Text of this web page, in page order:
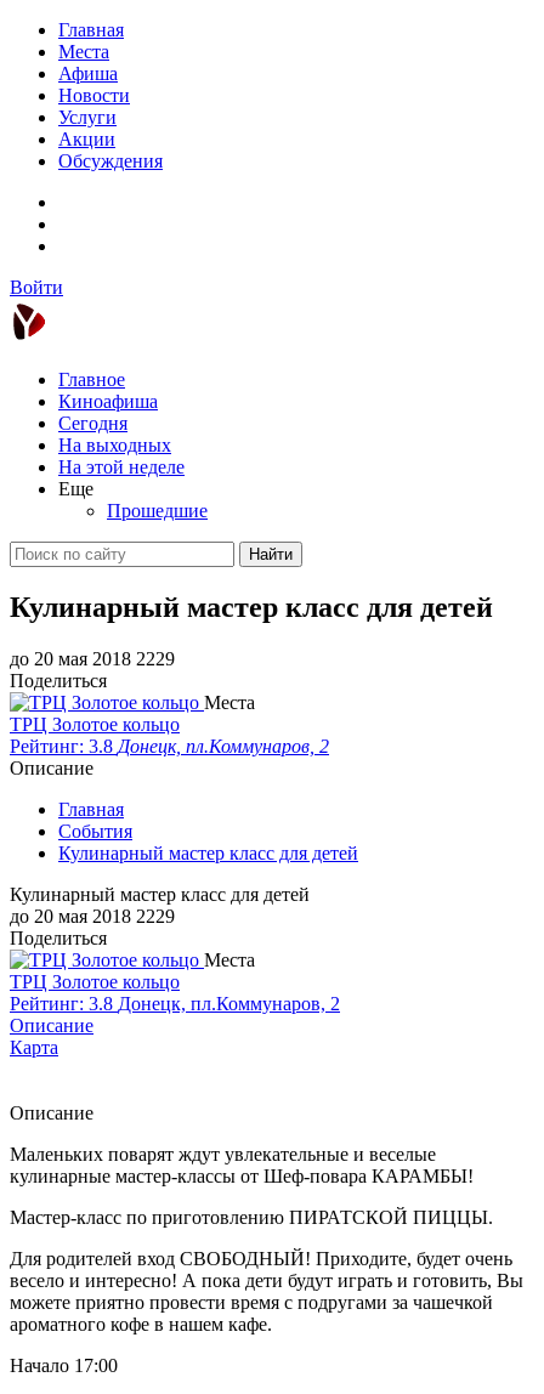
Главная
Места
Афиша
Новости
Услуги
Акции
Обсуждения
Войти
Главное
Киноафиша
Сегодня
На выходных
На этой неделе
Еще
Прошедшие
Найти
Кулинарный мастер класс для детей
до 20 мая 2018 2229
Поделиться
Места
ТРЦ Золотое кольцо
Рейтинг: 3.8 Донецк, пл.Коммунаров, 2
Описание
Главная
События
Кулинарный мастер класс для детей
Кулинарный мастер класс для детей
до 20 мая 2018 2229
Поделиться
Места
ТРЦ Золотое кольцо
Рейтинг: 3.8 Донецк, пл.Коммунаров, 2
Описание
Карта
Описание
Маленьких поварят ждут увлекательные и веселые
кулинарные мастер-классы от Шеф-повара КАРАМБЫ!
Мастер-класс по приготовлению ПИРАТСКОЙ ПИЦЦЫ.
Для родителей вход СВОБОДНЫЙ! Приходите, будет очень
весело и интересно! А пока дети будут играть и готовить, Вы
можете приятно провести время с подругами за чашечкой
ароматного кофе в нашем кафе.
Начало 17:00